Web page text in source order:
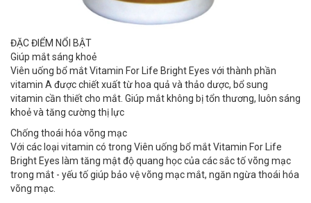
ĐẶC ĐIỂM NỔI BẬT
Giúp mắt sáng khoẻ
Viên uống bổ mắt Vitamin For Life Bright Eyes với thành phần
vitamin A được chiết xuất từ hoa quả và thảo dược, bổ sung
vitamin cần thiết cho mắt. Giúp mắt không bị tổn thương, luôn sáng
khoẻ và tăng cường thị lực
Chống thoái hóa võng mạc
Với các loại vitamin có trong Viên uống bổ mắt Vitamin For Life
Bright Eyes làm tăng mật độ quang học của các sắc tố võng mạc
trong mắt - yếu tố giúp bảo vệ võng mạc mắt, ngăn ngừa thoái hóa
võng mạc.